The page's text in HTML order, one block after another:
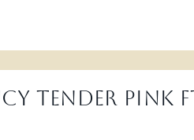
Tender Pink